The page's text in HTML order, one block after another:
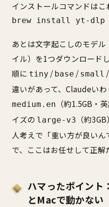
インストールコマンドはこ
brew install yt-dlp
あとは文字起こしのモデ
イル）を1つダウンロード
順に tiny / base / small /
違いがあって、Claudeい
medium.en
（約1.5GB・
イズの large-v3
（約
人考えで「重い方が良い
で、ここはお任せして正解
ハマったポイン
とMacで動かない